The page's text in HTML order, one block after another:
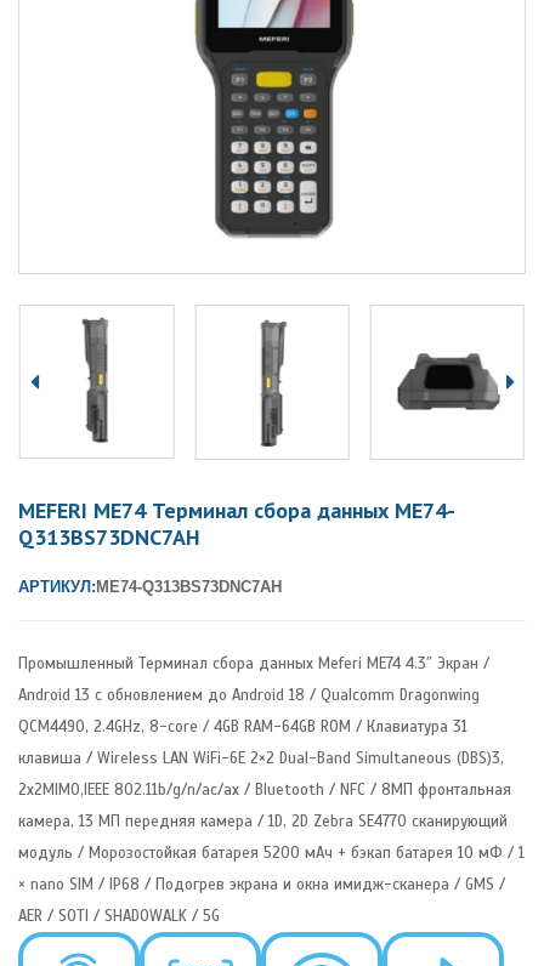
MEFERI ME74 Терминал сбора данных ME74-
Q313BS73DNC7AH
АРТИКУЛ:ME74-Q313BS73DNC7AH
Промышленный Терминал сбора данных Meferi ME74 4.3″ Экран /
Android 13 с обновлением до Android 18 / Qualcomm Dragonwing
QCM4490, 2.4GHz, 8-core / 4GB RAM-64GB ROM / Клавиатура 31
клавиша / Wireless LAN WiFi-6E 2×2 Dual-Band Simultaneous (DBS)3,
2x2MIMO,IEEE 802.11b/g/n/ac/ax / Bluetooth / NFC / 8МП фронтальная
камера, 13 МП передняя камера / 1D, 2D Zebra SE4770 сканирующий
модуль / Морозостойкая батарея 5200 мАч + бэкап батарея 10 мФ / 1
× nano SIM / IP68 / Подогрев экрана и окна имидж-сканера / GMS /
AER / SOTI / SHADOWALK / 5G